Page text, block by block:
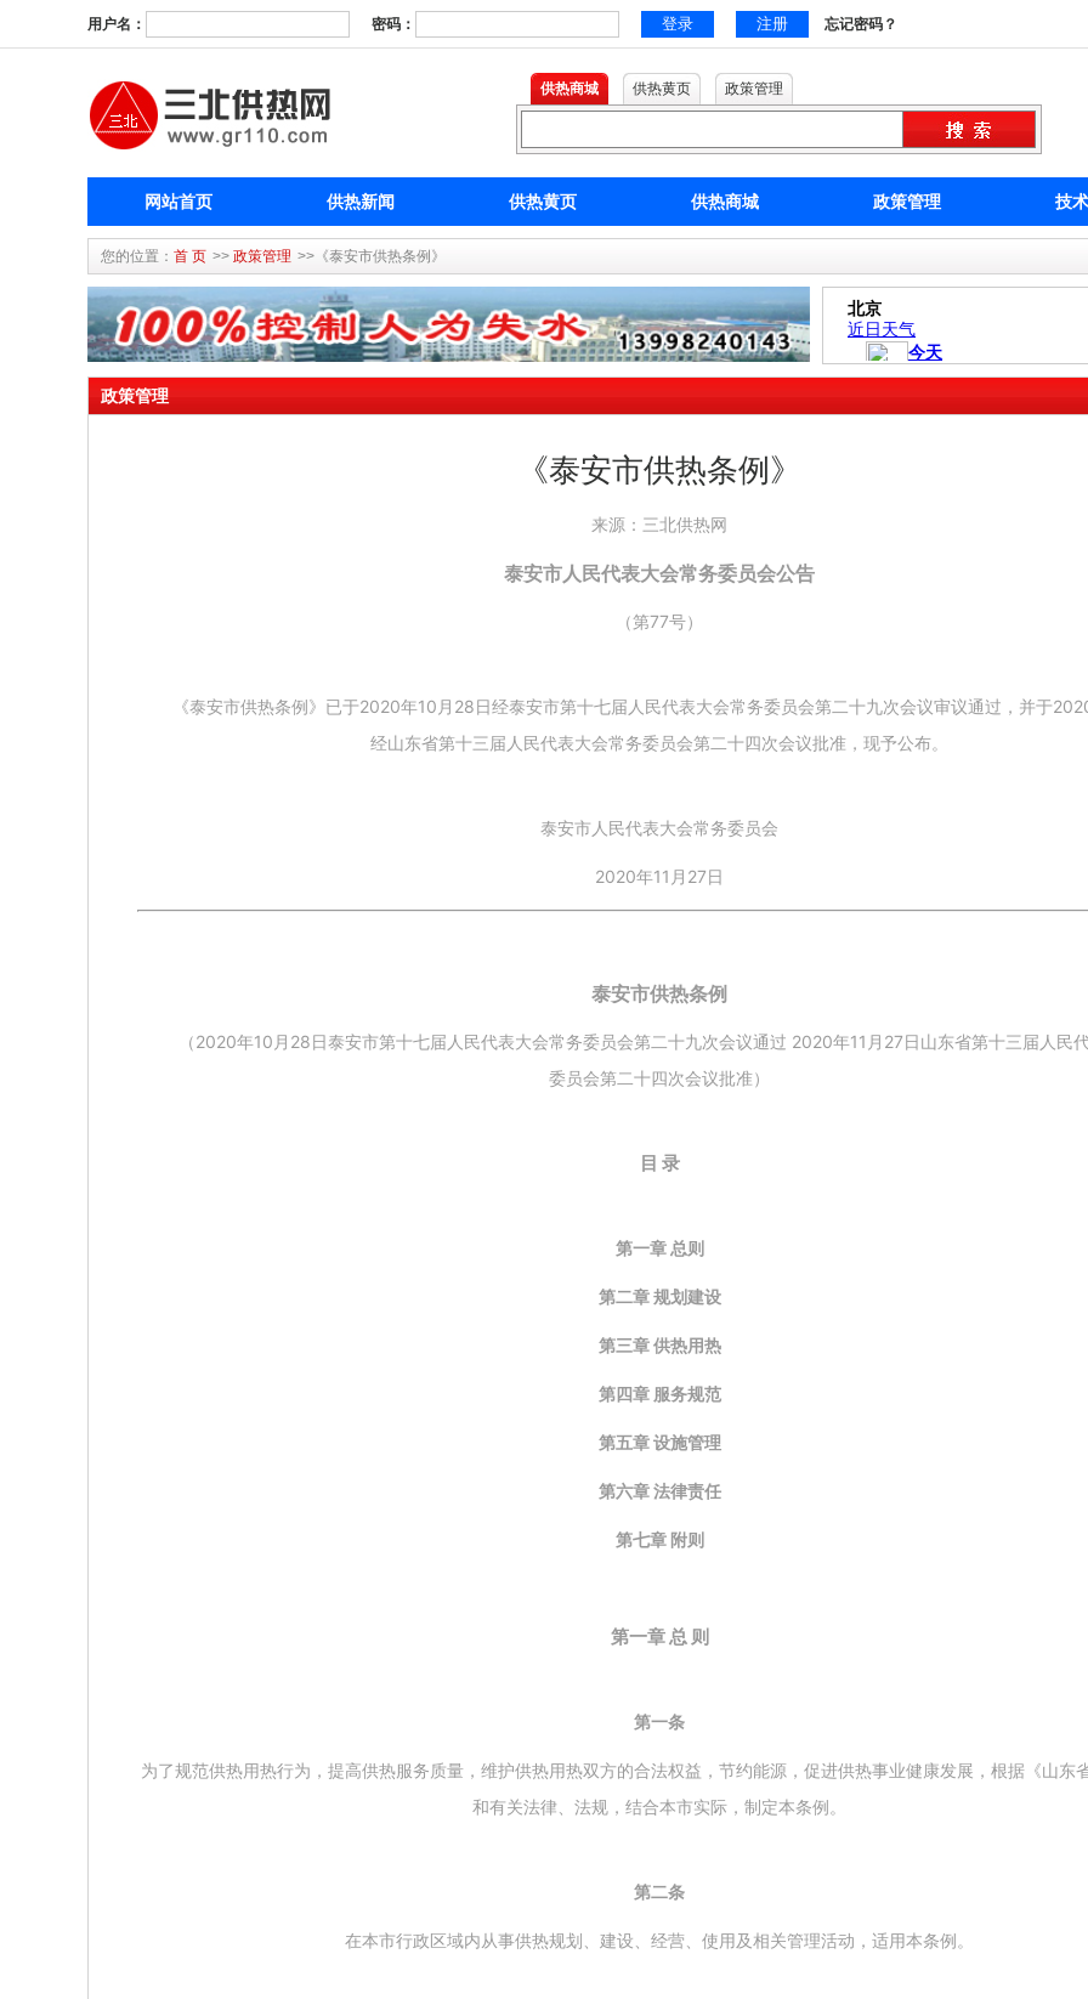
用户名： 密码： 忘记密码？
供热商城 供热黄页 政策管理
网站首页 供热新闻 供热黄页 供热商城 政策管理 技
您的位置： 首 页 >> 政策管理 >>《泰安市供热条例》
政策管理
《泰安市供热条例》
来源：三北供热网
泰安市人民代表大会常务委员会公告
（第77号）
《泰安市供热条例》已于2020年10月28日经泰安市第十七届人民代表大会常务委员会第二十九次会议审议通过，并于
经山东省第十三届人民代表大会常务委员会第二十四次会议批准，现予公布。
泰安市人民代表大会常务委员会
2020年11月27日
泰安市供热条例
（2020年10月28日泰安市第十七届人民代表大会常务委员会第二十九次会议通过 2020年11月27日山东省第十三届人民
委员会第二十四次会议批准）
目 录
第一章 总则
第二章 规划建设
第三章 供热用热
第四章 服务规范
第五章 设施管理
第六章 法律责任
第七章 附则
第一章 总 则
第一条
为了规范供热用热行为，提高供热服务质量，维护供热用热双方的合法权益，节约能源，促进供热事业健康发展，根据《山东
和有关法律、法规，结合本市实际，制定本条例。
第二条
在本市行政区域内从事供热规划、建设、经营、使用及相关管理活动，适用本条例。